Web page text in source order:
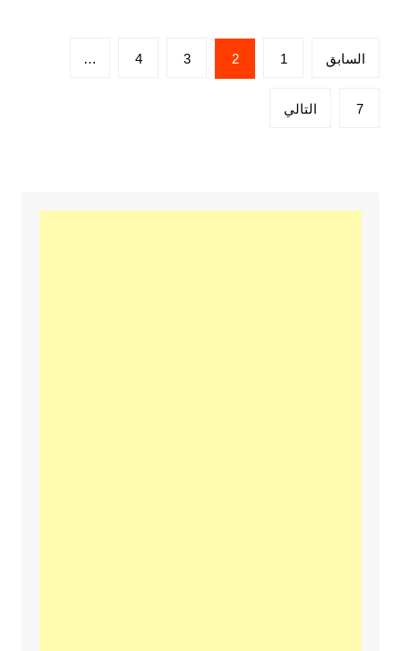
تعدد
المقالات
السابق 1
2
3
4
…
7 التالي